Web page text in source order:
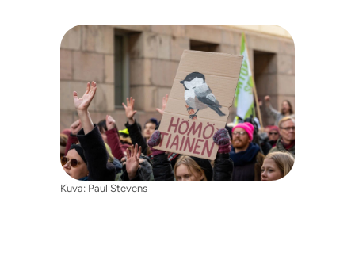
Kuva: Paul Stevens